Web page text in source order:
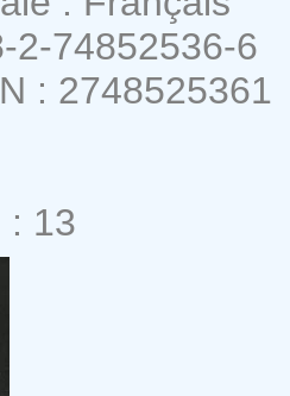
2-74852536-6
: 2748525361
: 13